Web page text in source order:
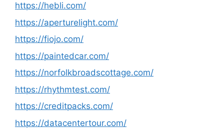
https://hebli.com/
https://aperturelight.com/
https://fiojo.com/
https://paintedcar.com/
https://norfolkbroadscottage.com/
https://rhythmtest.com/
https://creditpacks.com/
https://datacentertour.com/